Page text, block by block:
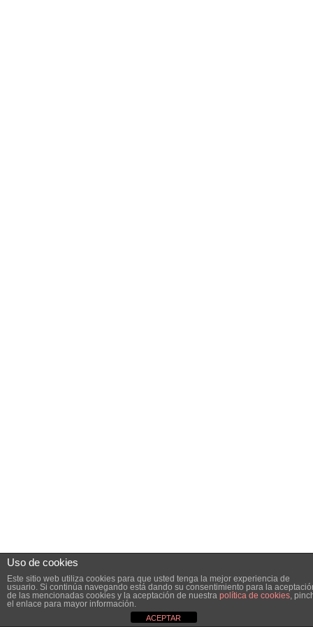
Uso de cookies
Este sitio web utiliza cookies para que usted tenga la mejor experiencia de
usuario. Si continúa navegando está dando su consentimiento para la
de las mencionadas cookies y la aceptación de nuestra política de cookies,
el enlace para mayor información.
ACEPTAR